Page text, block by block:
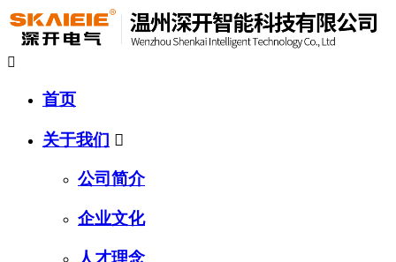

首页
关于我们 
公司简介
企业文化
人才理念